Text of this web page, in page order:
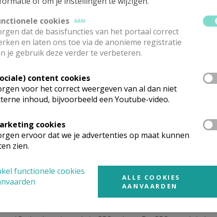
allemaal dankzij de grenzeloze inzet van de catechisten.
in Zoerle 13 vormelingen aan hun
op uitstap naar de kathedraal van Antwerpen, maar
vuur, water, handen, je naam en het kruis.
van Westerlo. Zoals je ziet, we hebben niet
kers op de taart', de vormselviering. Iedereen zette zijn
maken.
cookies
AAN
dat de basisfuncties van het portaal correct
en laten ons toe via de anonieme registratie
je gebruik deze verder te verbeteren.
content cookies
voor het correct weergeven van al dan niet
inhoud, bijvoorbeeld een Youtube-video.
cookies
ervoor dat we je advertenties op maat kunnen
zien.
functionele cookies
ALLE COOKIES
AANVAARDEN